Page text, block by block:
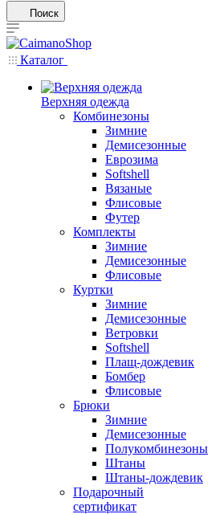
Поиск
Каталог
Верхняя одежда
Комбинезоны
Зимние
Демисезонные
Еврозима
Softshell
Вязаные
Флисовые
Футер
Комплекты
Зимние
Демисезонные
Флисовые
Куртки
Зимние
Демисезонные
Ветровки
Softshell
Плащ-дождевик
Бомбер
Флисовые
Брюки
Зимние
Демисезонные
Полукомбинезоны
Штаны
Штаны-дождевик
Подарочный
сертификат